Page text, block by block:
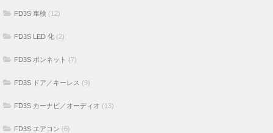
FD3S 車検 (12)
FD3S LED 化 (2)
FD3S ボンネット (7)
FD3S ドア／キーレス (9)
FD3S カーナビ／オーディオ (13)
FD3S エアコン (6)